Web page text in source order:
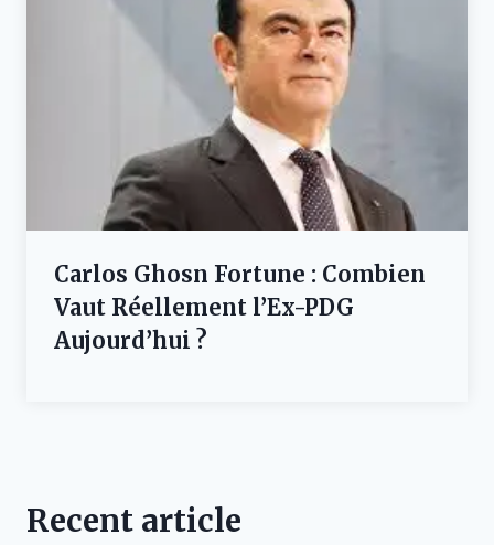
Carlos Ghosn Fortune : Combien
Vaut Réellement l’Ex-PDG
Aujourd’hui ?
Recent article